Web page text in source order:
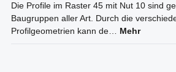
Die Profile im Raster 45 mit Nut 10 sind
Baugruppen aller Art. Durch die
Profilgeometrien kann de… Mehr